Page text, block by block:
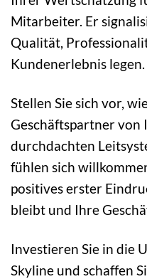
Mitarbeiter. Er
Qualität,
Kundenerlebnis legen.
Stellen Sie sich vor,
Geschäftspartner von
durchdachten
fühlen sich
positives erster
bleibt und Ihre
Investieren Sie in die
Skyline und schaffen